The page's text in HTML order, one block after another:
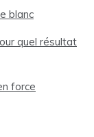
blanc
quel résultat
force